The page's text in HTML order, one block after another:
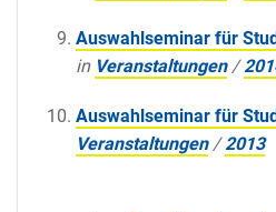
Auswahlseminar für
in Veranstaltungen /
Auswahlseminar für
Veranstaltungen /2013